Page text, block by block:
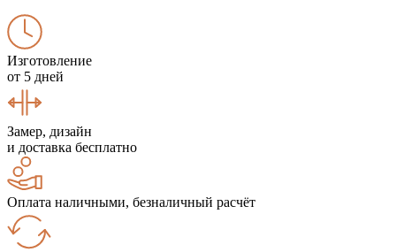
Изготовление
от 5 дней
Замер, дизайн
и доставка бесплатно
Оплата наличными, безналичный расчёт